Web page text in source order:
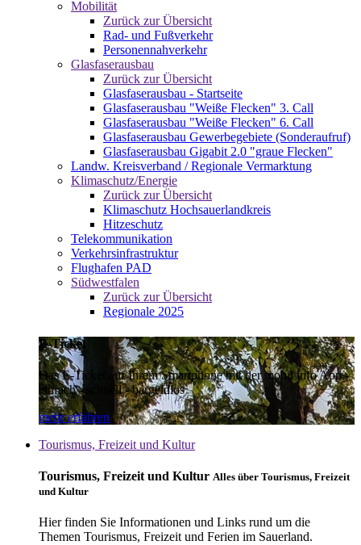
Mobilität
Zurück zur Übersicht
Rad- und Fußverkehr
Personennahverkehr
Glasfaserausbau
Zurück zur Übersicht
Glasfaserausbau - Startseite
Glasfaserausbau "Weiße Flecken" 3. Call
Glasfaserausbau "Weiße Flecken" 6. Call
Glasfaserausbau Gewerbegebiete (Sonderaufruf)
Glasfaserausbau Gigabit 2.0 "graue Flecken"
Landw. Kreisverband / Regionale Vermarktung
Klimaschutz/Energie
Zurück zur Übersicht
Klimaschutz Hochsauerlandkreis
Hitzeschutz
Telekommunikation
Verkehrsinfrastruktur
Flughafen PAD
Südwestfalen
Zurück zur Übersicht
Regionale 2025
E-Ticket
Das E-Ticket auf Ihrem Smartphone mit der mobil info App -
einfach - schnell - bargeldlos
mehr erfahren
Tourismus, Freizeit und Kultur
Tourismus, Freizeit und Kultur Alles über Tourismus, Freizeit
und Kultur
Hier finden Sie Informationen und Links rund um die
Themen Tourismus, Freizeit und Ferien im Sauerland.